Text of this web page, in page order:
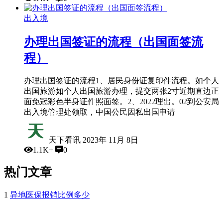
出入境
办理出国签证的流程（出国面签流
程）
办理出国签证的流程1、居民身份证复印件流程。如个人
出国旅游如个人出国旅游办理，提交两张2寸近期直边正
面免冠彩色半身证件照面签。2、2022理出。02到公安局
出入境管理处领取，中国公民因私出国申请
天下看讯 2023年 11月 8日
1.1K+
0
热门文章
1 异地医保报销比例多少